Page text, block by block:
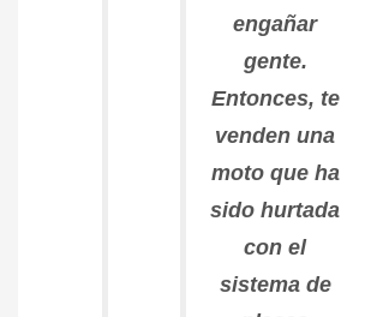
engañar
gente.
Entonces, te
venden una
moto que ha
sido hurtada
con el
sistema de